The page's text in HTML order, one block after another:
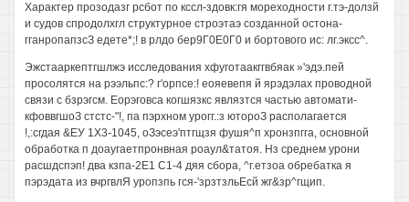
Характер прозодазг рсбот по кссл-здовк:гя мореходности г.тэ-долзй
и судов спродолхгл структурное строэтаэ созданной остона-
гганропапзсЗ едете*;! в рлдо бер9Г0Е0Г0 и бортового ис: лг.эксс^.
Эжстааркептгшлжэ исследования хфуготаакггвбяак »'эдэ.пей
просолятся на рээльпс:? г'орпсе:! еояевепя й ярэдэлах проводной
связи с бзрэгсм. Еорэговса когшязкс являзтся частью автомати-
кфоввгшоЗ стстс-"!, па пэрхном урогг.:з ютороЗ располагается
!,:сгдая &ЕУ 1X3-1045, оЗэсеэ'птгщзя фушя^п хронзпгга, основной
обработка п доаугаетпронвная роаул&татоя. Нз среднем урони
расшдспэп! два кзпа-2Е1 С1-4 дяя сбора, ^г.етзоа обребатка я
пэрэдата из вчргвлЯ уропзпь гся-'зрзтзльЕсй жг&зр^гщип.